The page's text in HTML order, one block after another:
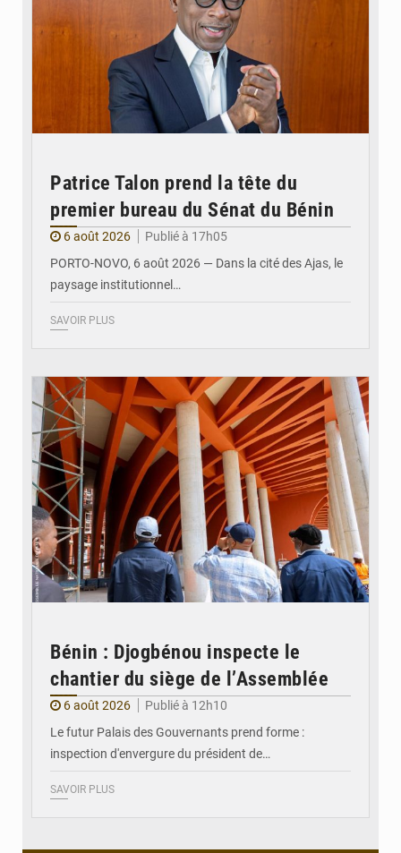
Patrice Talon prend la tête du
premier bureau du Sénat du Bénin
6 août 2026
Publié à 17h05
PORTO-NOVO, 6 août 2026 — Dans la cité des Ajas, le
paysage institutionnel…
SAVOIR PLUS
Bénin : Djogbénou inspecte le
chantier du siège de l’Assemblée
6 août 2026
Publié à 12h10
Le futur Palais des Gouvernants prend forme :
inspection d'envergure du président de…
SAVOIR PLUS